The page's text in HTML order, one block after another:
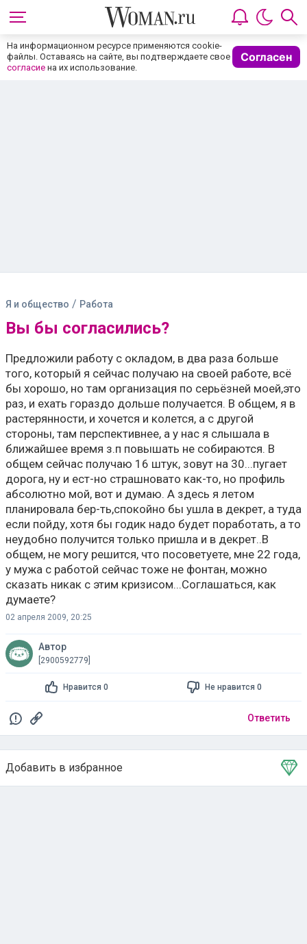
На информационном ресурсе применяются cookie-
файлы. Оставаясь на сайте, вы подтверждаете свое
согласие на их использование.
Согласен
Я и общество / Работа
Вы бы согласились?
Предложили работу с окладом, в два раза больше
того, который я сейчас получаю на своей работе, всё
бы хорошо, но там организация по серьёзней моей,это
раз, и ехать гораздо дольше получается. В общем, я в
растерянности, и хочется и колется, а с другой
стороны, там перспективнее, а у нас я слышала в
ближайшее время з.п повышать не собираются. В
общем сейчас получаю 16 штук, зовут на 30...пугает
дорога, ну и ест-но страшновато как-то, но профиль
абсолютно мой, вот и думаю. А здесь я летом
планировала бер-ть,спокойно бы ушла в декрет, а туда
если пойду, хотя бы годик надо будет поработать, а то
неудобно получится только пришла и в декрет..В
общем, не могу решится, что посоветуете, мне 22 года,
у мужа с работой сейчас тоже не фонтан, можно
сказать никак с этим кризисом...Соглашаться, как
думаете?
02 апреля 2009, 20:25
Автор
[2900592779]
Нравится 0 Не нравится 0
Ответить
Добавить в избранное
Тема в избранном